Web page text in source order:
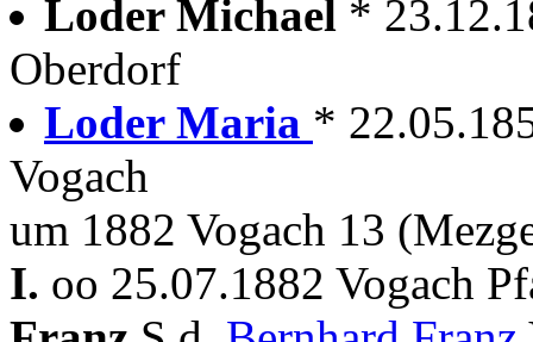
Loder Michael *
Oberdorf
Loder Maria *
Vogach
um 1882 Vogach 13
I. oo 25.07.1882 Vogach